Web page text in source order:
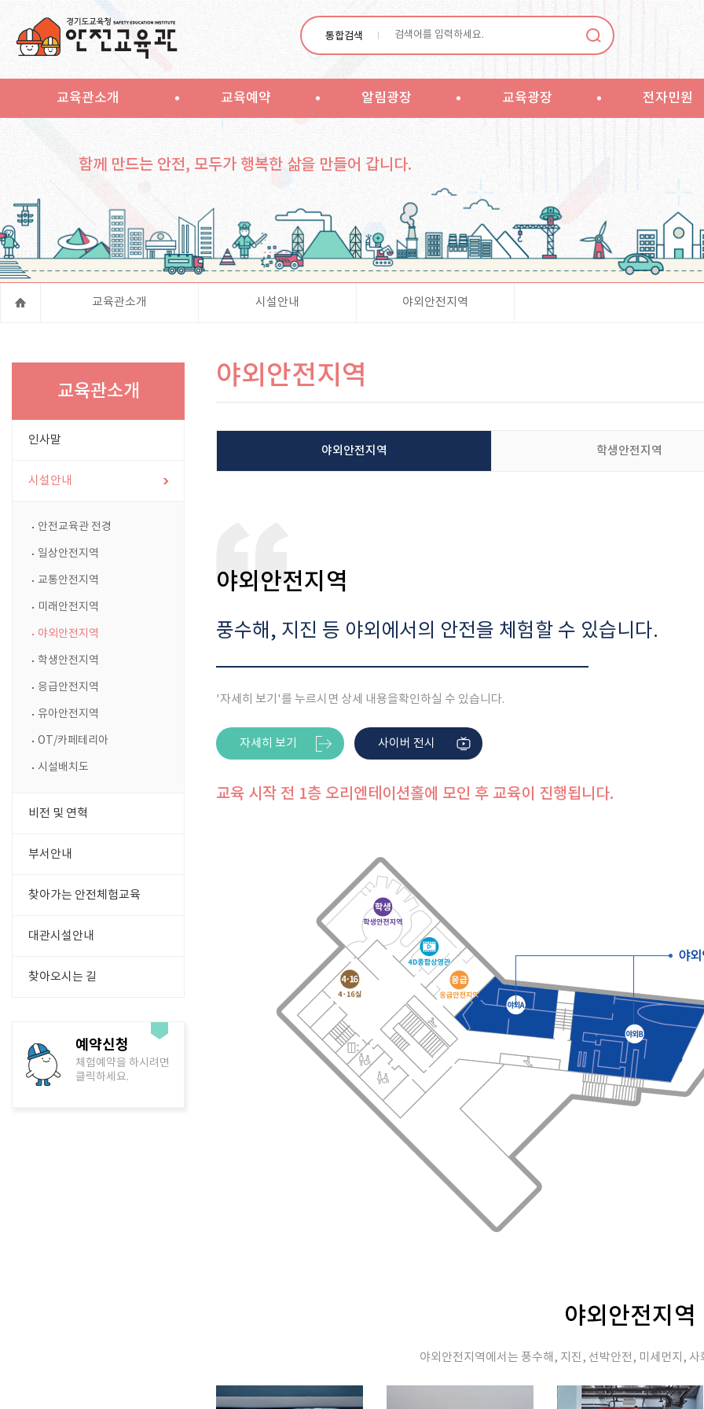
통합검색
교육관소개 교육예약 알림광장 교육광장 전자민원
함께 만드는 안전, 모두가 행복한 삶을 만들어 갑니다.
교육관소개 시설안내 야외안전지역
교육관소개
인사말
시설안내
안전교육관 전경
일상안전지역
교통안전지역
미래안전지역
야외안전지역
학생안전지역
응급안전지역
유아안전지역
OT/카페테리아
시설배치도
비전 및 연혁
부서안내
찾아가는 안전체험교육
대관시설안내
찾아오시는 길
예약신청
체험예약을 하시려면
클릭하세요.
야외안전지역
야외안전지역 학생안전지역
야외안전지역
풍수해, 지진 등 야외에서의 안전을 체험할 수 있습니다.
'자세히 보기'를 누르시면 상세 내용을확인하실 수 있습니다.
자세히 보기 사이버 전시
교육 시작 전 1층 오리엔테이션홀에 모인 후 교육이 진행됩니다.
야외안전지역
야외안전지역에서는 풍수해, 지진, 선박안전, 미세먼지, 사